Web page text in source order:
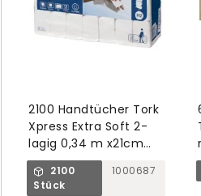
2100 Handtücher Tork
Xpress Extra Soft 2-
lagig 0,34 m x21cm
weiß ineinander gef.
H2 Premium
2100
Stück
1000687